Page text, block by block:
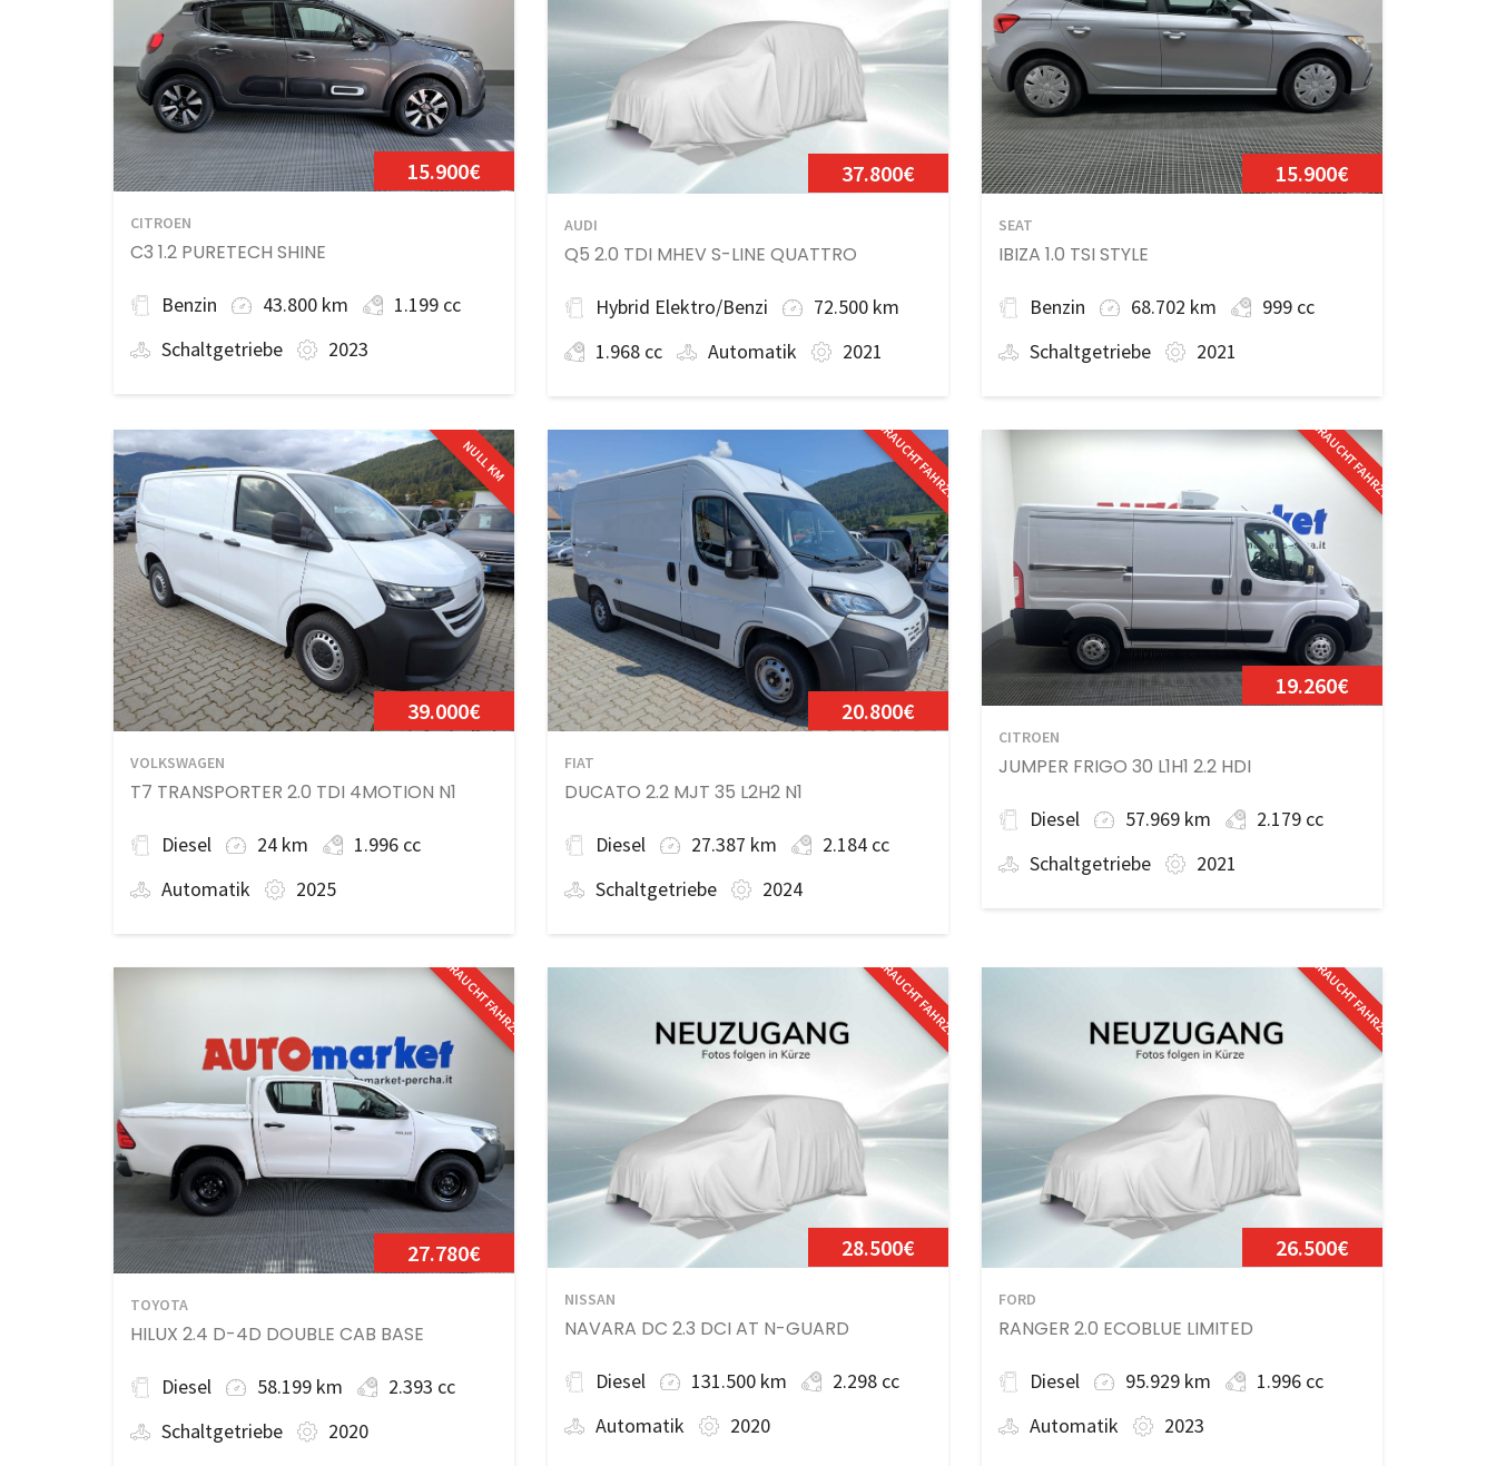
15.900€
CITROEN
C3 1.2 PURETECH SHINE
Benzin 43.800 km
1.199 cc
Schaltgetriebe
2023
37.800€
AUDI
Q5 2.0 TDI MHEV S-LINE QUATTRO
Hybrid Elektro/Benzi
72.500 km
1.968 cc
Automatik 2021
15.900€
SEAT
IBIZA 1.0 TSI STYLE
Benzin 68.702 km
999 cc
Schaltgetriebe
2021
NULL KM
39.000€
VOLKSWAGEN
T7 TRANSPORTER 2.0 TDI 4MOTION N1
Diesel 24 km
1.996 cc
Automatik
2025
GEBRAUCHTFAHRZEUG
20.800€
FIAT
DUCATO 2.2 MJT 35 L2H2 N1
Diesel 27.387 km
2.184 cc
Schaltgetriebe
2024
GEBRAUCHTFAHRZEUG
19.260€
CITROEN
JUMPER FRIGO 30 L1H1 2.2 HDI
Diesel 57.969 km
2.179 cc
Schaltgetriebe
2021
GEBRAUCHTFAHRZEUG
27.780€
TOYOTA
HILUX 2.4 D-4D DOUBLE CAB BASE
Diesel 58.199 km
2.393 cc
Schaltgetriebe
2020
GEBRAUCHTFAHRZEUG
28.500€
NISSAN
NAVARA DC 2.3 DCI AT N-GUARD
Diesel 131.500 km
2.298 cc
Automatik
2020
GEBRAUCHTFAHRZEUG
26.500€
FORD
RANGER 2.0 ECOBLUE LIMITED
Diesel 95.929 km
1.996 cc
Automatik
2023